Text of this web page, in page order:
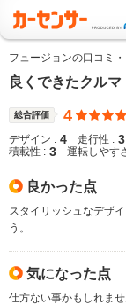
フュージョンの口コミ
良くできたクルマ
総合評価 4
デザイン : 4 走行性 : 3
積載性 : 3 運転しやす
良かった点
スタイリッシュなデザ
う。
気になった点
仕方ない事かもしれま